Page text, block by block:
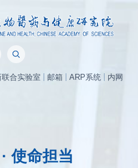
联合实验室 邮箱 ARP系统 内网
使命担当